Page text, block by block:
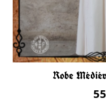
Robe